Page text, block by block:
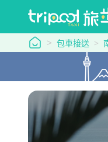
tripool 旅步
包車接送